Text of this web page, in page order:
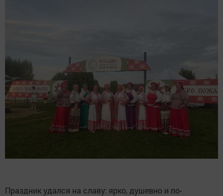
Праздник удался на славу: ярко, душевно и по-